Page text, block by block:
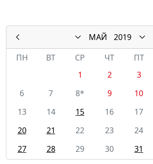
МАЙ
2019
ПН
ВТ СР ЧТ ПТ
1
2 3
6
7 8* 9 10
13
14 15 16 17
20
21 22 23 24
27
28 29 30 31